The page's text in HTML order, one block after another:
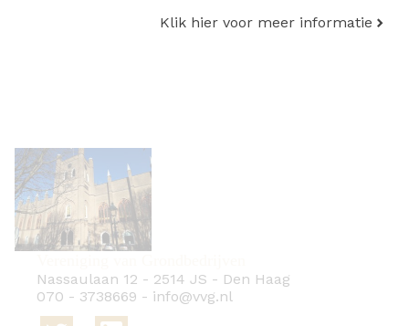
Klik hier voor meer informatie
Nassaulaan 12 - 2514 JS - Den Haag
070 - 3738669 - info@vvg.nl